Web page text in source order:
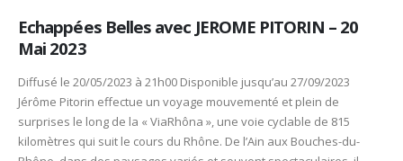
Echappées Belles avec JEROME PITORIN – 20
Mai 2023
Diffusé le 20/05/2023 à 21h00 Disponible jusqu’au 27/09/2023
Jérôme Pitorin effectue un voyage mouvementé et plein de
surprises le long de la « ViaRhôna », une voie cyclable de 815
kilomètres qui suit le cours du Rhône. De l’Ain aux Bouches-du-